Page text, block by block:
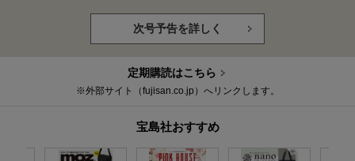
次号予告を詳しく
定期購読はこちら
※外部サイト（fujisan.co.jp）へリンクします。
宝島社おすすめ